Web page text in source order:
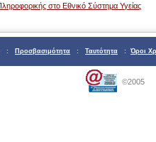
στο Εθνικό Σύστημα Υγείας
: Προσβασιμότητα : Ταυτότητα : Όροι
©2005